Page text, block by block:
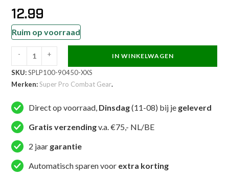
12.99
Ruim op voorraad
Pro
Combat
Gear
Enkelkousjes
-
-
Roze
- + IN WINKELWAGEN
SKU:SPLP100-90450-XXS
Merken:Super Pro Combat Gear.
Direct op voorraad, Dinsdag(11-08) bij je geleverd
Gratis verzendingv.a. €75,- NL/BE
2 jaar garantie
Automatisch sparen voor extra korting